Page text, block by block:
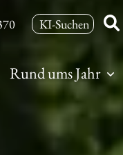
Rund ums Jahr